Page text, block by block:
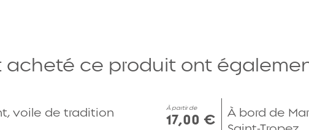
acheté ce produit ont
voile de tradition À partir de
17,00 €
À bord de